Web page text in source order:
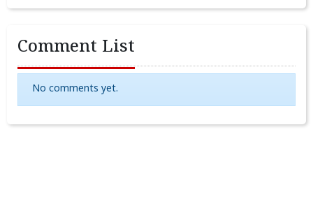
Comment List
No comments yet.